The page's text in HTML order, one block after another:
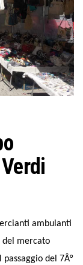
n
e
ambulanti
del mercato
del 7Â°